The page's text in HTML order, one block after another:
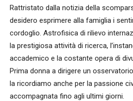
Rattristato dalla notizia della
desidero esprimere alla famiglia i
cordoglio. Astrofisica di rilievo
la prestigiosa attività di ricerca,
accademico e la costante opera di
Prima donna a dirigere un
la ricordiamo anche per la passione
accompagnata fino agli ultimi giorni.